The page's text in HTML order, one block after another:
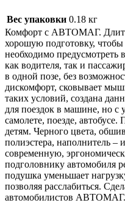
Вес упаковки 0.18 кг
Комфорт с АВТОМАГ.
хорошую подготовку, чтобы
необходимо предусмотреть
как водителя, так и
в одной позе, без
дискомфорт, сковывает
таких условий, создана
для поездок в машине, но с
самолете, поезде,
детям. Черного цвета,
полиэстера, наполнитель –
современную,
подголовнику автомобиля
подушка уменьшает
позволяя расслабиться.
автомобилистов АВТОМАГ.